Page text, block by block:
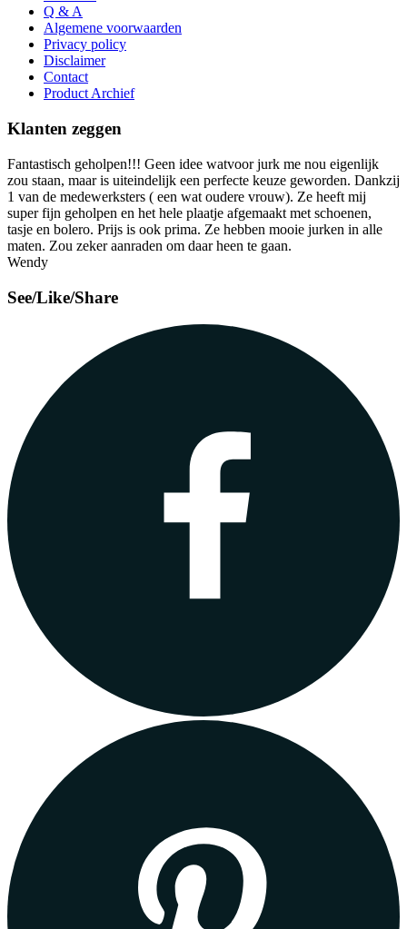
Q & A
Algemene voorwaarden
Privacy policy
Disclaimer
Contact
Product Archief
Klanten zeggen
Fantastisch geholpen!!! Geen idee watvoor jurk me nou eigenlijk
zou staan, maar is uiteindelijk een perfecte keuze geworden. Dankzij
1 van de medewerksters ( een wat oudere vrouw). Ze heeft mij
super fijn geholpen en het hele plaatje afgemaakt met schoenen,
tasje en bolero. Prijs is ook prima. Ze hebben mooie jurken in alle
maten. Zou zeker aanraden om daar heen te gaan.
Wendy
See/Like/Share